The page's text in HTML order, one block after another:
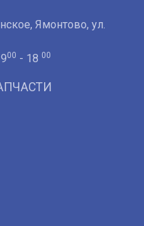
Ямонтово, ул.
00 - 18 00